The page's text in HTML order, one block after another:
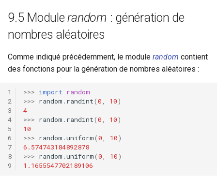
9.5 Modulerandom : génération de
nombres aléatoires
Comme indiqué précédemment, le module random contient
des fonctions pour la génération de nombres aléatoires :
>>> import random
>>> random . randint(0, 10)
4
>>> random . randint(0, 10)
10
>>> random .uniform(0, 10)
6.574743184892878
>>> random .uniform(0, 10)
1.1655547702189106